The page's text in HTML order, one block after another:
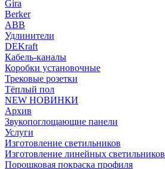
Gira
Berker
ABB
Удлинители
DEKraft
Кабель-каналы
Коробки установочные
Трековые розетки
Тёплый пол
NEW НОВИНКИ
Архив
Звукопоглощающие панели
Услуги
Изготовление светильников
Изготовление линейных светильников
Порошковая покраска профиля